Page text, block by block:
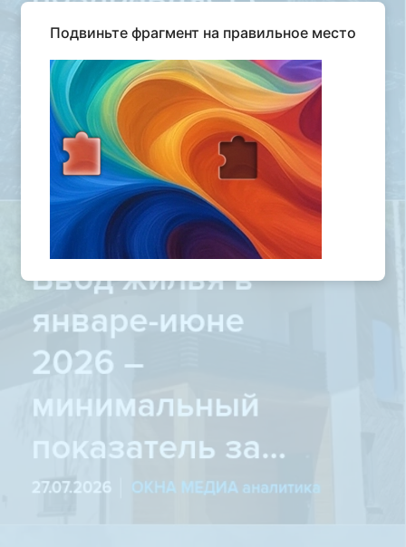
Подвиньте фрагмент на правильное место